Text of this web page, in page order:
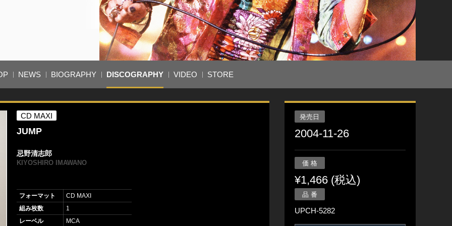
NEWS BIOGRAPHY DISCOGRAPHY VIDEO STORE
CD MAXI
JUMP
忌野清志郎
KIYOSHIRO IMAWANO
フォーマット
CD MAXI
組み枚数
1
レーベル
MCA
発売日
2004-11-26
価 格
¥1,466 (税込)
品 番
UPCH-5282